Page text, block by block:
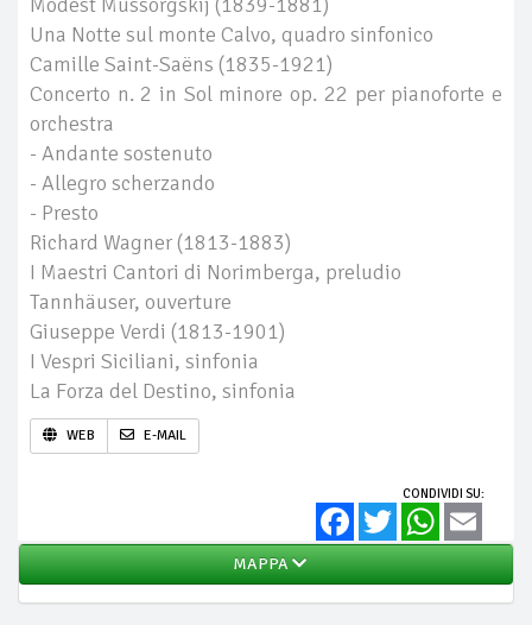
Una Notte sul monte Calvo, quadro sinfonico
Camille Saint-Saëns (1835-1921)
Concerto n. 2 in Sol minore op. 22 per pianoforte e
orchestra
- Andante sostenuto
- Allegro scherzando
- Presto
Richard Wagner (1813-1883)
I Maestri Cantori di Norimberga, preludio
Tannhäuser, ouverture
Giuseppe Verdi (1813-1901)
I Vespri Siciliani, sinfonia
La Forza del Destino, sinfonia
WEB E-MAIL
CONDIVIDI SU:
FacebookTwitter WhatsApp
MAPPA